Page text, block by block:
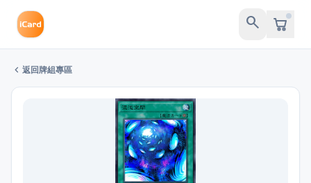
search
chevron_left 返回牌組專區